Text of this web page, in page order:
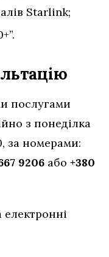
Starlink;
послугами
з понеділка
за номерами:
9206 або +380